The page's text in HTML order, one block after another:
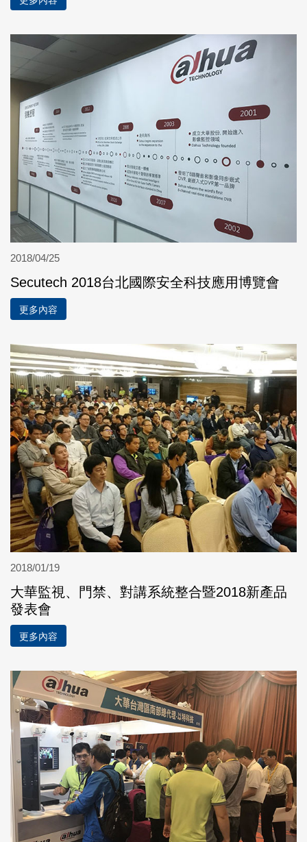
2018/04/25
Secutech 2018台北國際安全科技應用博覽會
更多內容
2018/01/19
大華監視、門禁、對講系統整合暨2018新產品
發表會
更多內容